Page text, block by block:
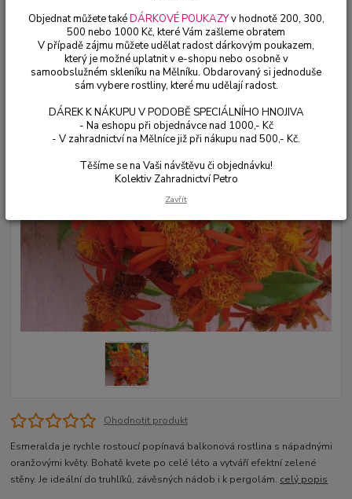
Ohodnotit produkt
Esmeralda je rychle rostoucí popínavá balkonová rostlina s nápadnými
oranžovými květy. Bohatě kvete po celé léto a vytváří efektní zelené
stěny. Je ideální do truhlíků, závěsných nádob i k pergolám. celý popis
Objednat můžete takéDÁRKOVÉ POUKAZYv hodnotě 200, 300,
500 nebo 1000 Kč, které Vám zašleme obratem
V případě zájmu můžete udělat radost dárkovým poukazem,
který je možné uplatnit v e-shopu nebo osobně v
samoobslužném skleníku na Mělníku. Obdarovaný si jednoduše
sám vybere rostliny, které mu udělají radost.
DÁREK K NÁKUPU V PODOBĚ SPECIÁLNÍHO HNOJIVA
- Na eshopu při objednávce nad 1000,- Kč
- V zahradnictví na Mělníce již při nákupu nad 500,- Kč.
Těšíme se na Vaši návštěvu či objednávku!
Kolektiv Zahradnictví Petro
Zavřít